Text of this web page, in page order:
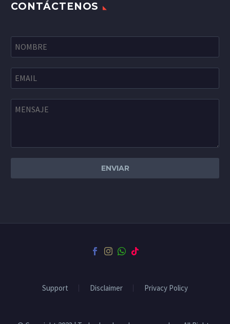
CONTÁCTENOS
Support Disclaimer Privacy Policy